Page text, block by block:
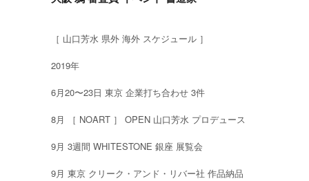
［ 山口芳水 県外 海外 スケジュール ］
2019年
6月20〜23日 東京 企業打ち合わせ 3件
8月 ［ NOART ］ OPEN 山口芳水 プロデュース
9月 3週間 WHITESTONE 銀座 展覧会
9月 東京 クリーク・アンド・リバー社 作品納品